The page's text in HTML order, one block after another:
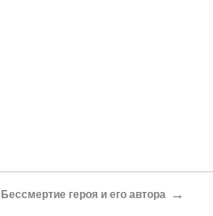
Бессмертие героя и его автора →